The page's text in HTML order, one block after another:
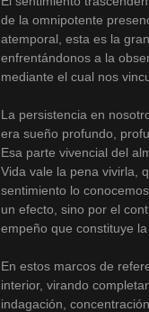
de la omnipotente
atemporal, esta es la
enfrentándonos a la
mediante el cual nos
La persistencia en
era sueño profundo,
Esa parte vivencial del
Vida vale la pena vivirla,
sentimiento lo
un efecto, sino por el
empeño que constituye la
En estos marcos de
interior, virando
indagación,